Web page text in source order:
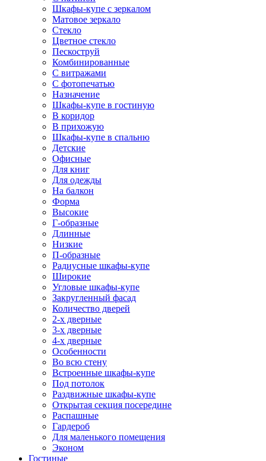
Шкафы-купе с зеркалом
Матовое зеркало
Стекло
Цветное стекло
Пескоструй
Комбинированные
С витражами
С фотопечатью
Назначение
Шкафы-купе в гостиную
В коридор
В прихожую
Шкафы-купе в спальню
Детские
Офисные
Для книг
Для одежды
На балкон
Форма
Высокие
Г-образные
Длинные
Низкие
П-образные
Радиусные шкафы-купе
Широкие
Угловые шкафы-купе
Закругленный фасад
Количество дверей
2-х дверные
3-х дверные
4-х дверные
Особенности
Во всю стену
Встроенные шкафы-купе
Под потолок
Раздвижные шкафы-купе
Открытая секция посередине
Распашные
Гардероб
Для маленького помещения
Эконом
Гостиные